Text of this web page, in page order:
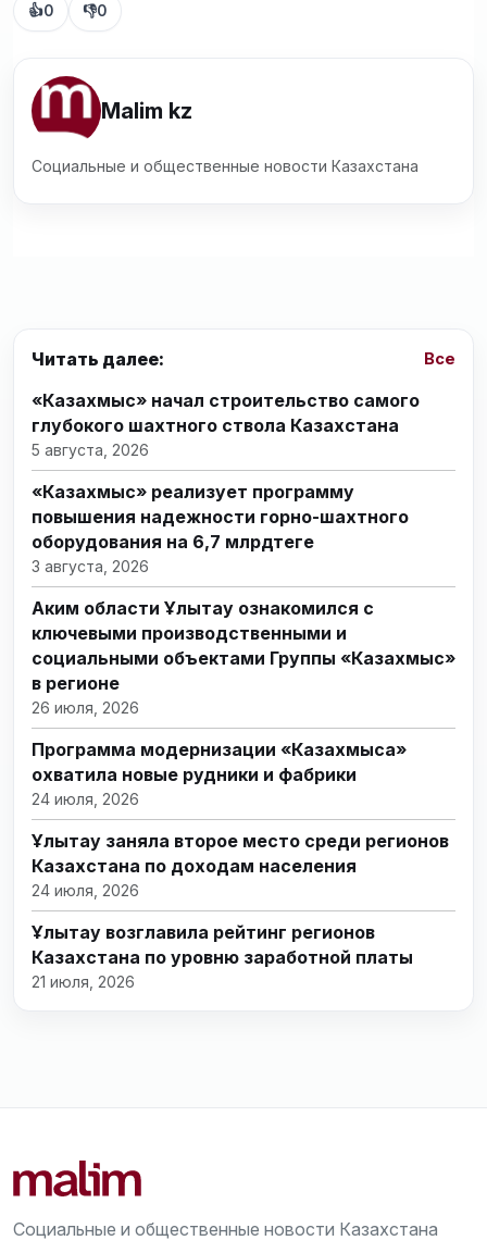
👍0 👎0
Malim kz
Социальные и общественные новости Казахстана
Читать далее: Все
«Казахмыс» начал строительство самого
глубокого шахтного ствола Казахстана
5 августа, 2026
«Казахмыс» реализует программу
повышения надежности горно-шахтного
оборудования на 6,7 млрдтеңге
3 августа, 2026
Аким области Ұлытау ознакомился с
ключевыми производственными и
социальными объектами Группы «Казахмыс»
в регионе
26 июля, 2026
Программа модернизации «Казахмыса»
охватила новые рудники и фабрики
24 июля, 2026
Ұлытау заняла второе место среди регионов
Казахстана по доходам населения
24 июля, 2026
Ұлытау возглавила рейтинг регионов
Казахстана по уровню заработной платы
21 июля, 2026
Социальные и общественные новости Казахстана